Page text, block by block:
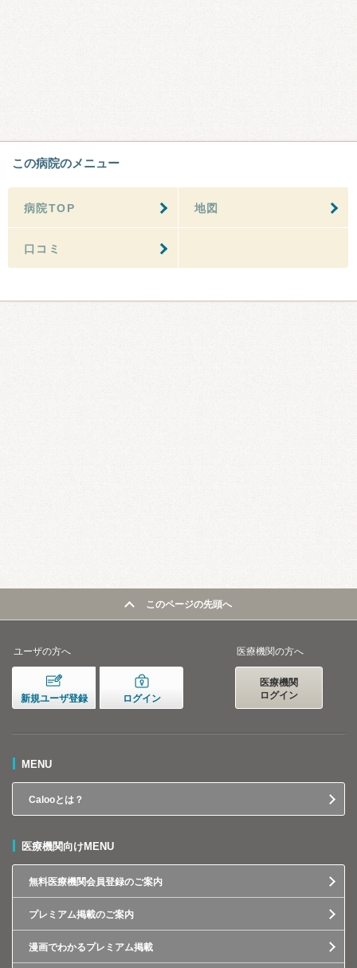
この病院のメニュー
病院TOP 地図
口コミ
このページの先頭へ
ユーザの方へ
新規ユーザ登録 ログイン
医療機関の方へ
医療機関
ログイン
MENU
Calooとは？
医療機関向けMENU
無料医療機関会員登録のご案内
プレミアム掲載のご案内
漫画でわかるプレミアム掲載